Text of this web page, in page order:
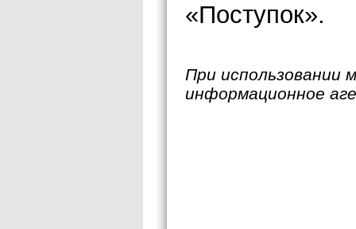
«Поступок».
При использовании
информационное